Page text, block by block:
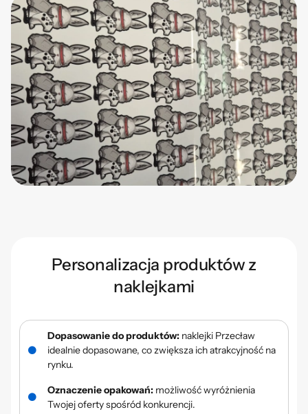
Personalizacja produktów z
naklejkami
Dopasowanie do produktów: naklejki Przecław
idealnie dopasowane, co zwiększa ich atrakcyjność na
rynku.
Oznaczenie opakowań: możliwość wyróżnienia
Twojej oferty spośród konkurencji.